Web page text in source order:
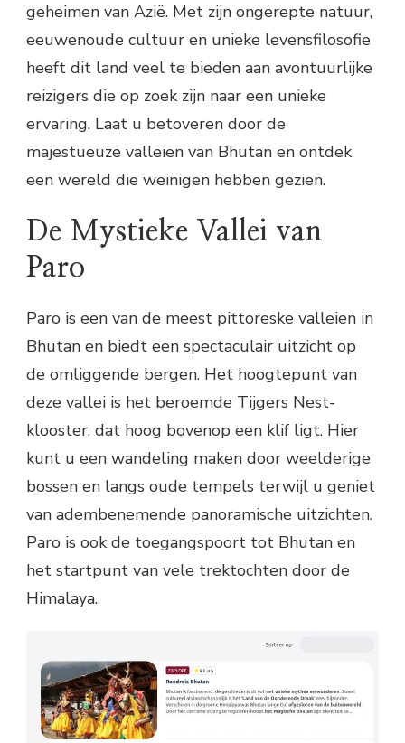
geheimen van Azië. Met zijn ongerepte natuur,
eeuwenoude cultuur en unieke levensfilosofie
heeft dit land veel te bieden aan avontuurlijke
reizigers die op zoek zijn naar een unieke
ervaring. Laat u betoveren door de
majestueuze valleien van Bhutan en ontdek
een wereld die weinigen hebben gezien.
De Mystieke Vallei van
Paro
Paro is een van de meest pittoreske valleien in
Bhutan en biedt een spectaculair uitzicht op
de omliggende bergen. Het hoogtepunt van
deze vallei is het beroemde Tijgers Nest-
klooster, dat hoog bovenop een klif ligt. Hier
kunt u een wandeling maken door weelderige
bossen en langs oude tempels terwijl u geniet
van adembenemende panoramische uitzichten.
Paro is ook de toegangspoort tot Bhutan en
het startpunt van vele trektochten door de
Himalaya.